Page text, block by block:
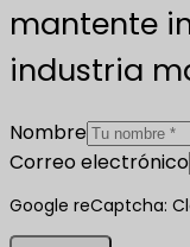
mantente
industria
Nombre
Correo electrónico
Google reCaptcha: